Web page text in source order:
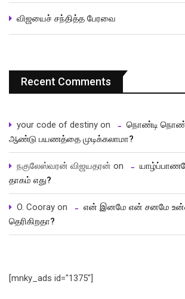
விஜயைச் சந்தித்த பேரவை
Recent Comments
your code of destiny on
நொண்டி
ஆண்டு பயணத்தை முடிக்கலாமா?
நகுலேஸ்வரன் விஜயதரன் on
தாகம் எது?
O. Cooray on
என் இனமே என் சனமே
தெரிகிறதா?
[mnky_ads id="1375"]